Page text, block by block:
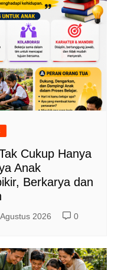
Cukup Hanya
Anak
Berkarya dan
2026 0